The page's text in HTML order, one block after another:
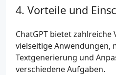
Vorteile und
ChatGPT bietet
vielseitige Anwendungen,
Textgenerierung und
verschiedene Aufgaben.